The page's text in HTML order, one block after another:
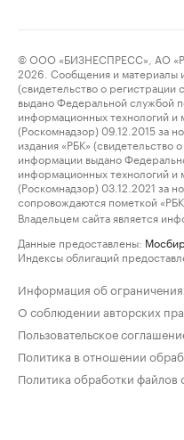
© ООО «БИЗНЕСПРЕСС», АО
2026. Сообщения и материалы
(свидетельство о
выдано Федеральной службой
информационных технологий и
(Роскомнадзор) 09.12.2015 за
издания «РБК» (свидетельство
информации выдано
информационных технологий и
(Роскомнадзор) 03.12.2021 за
сопровождаются пометкой
Владельцем сайта является
Данные предоставлены:
Индексы облигаций
Информация об
О соблюдении авторских
Пользовательское
Политика в отношении
Политика обработки файлов